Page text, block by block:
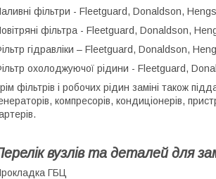
фільтри - Fleetguard, Donaldson,
фільтра - Fleetguard, Donaldson,
гідравліки – Fleetguard, Donaldson,
охолоджуючої рідини - Fleetguard,
фільтрів і робочих рідин заміні також
компресорів, кондиціонерів,
вузлів та деталей для
ГБЦ